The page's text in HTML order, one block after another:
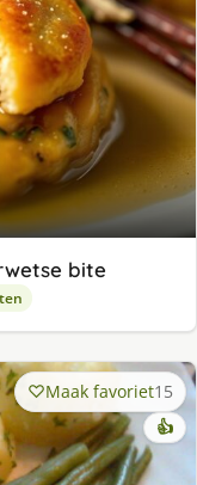
bite
Maak favoriet15
👍